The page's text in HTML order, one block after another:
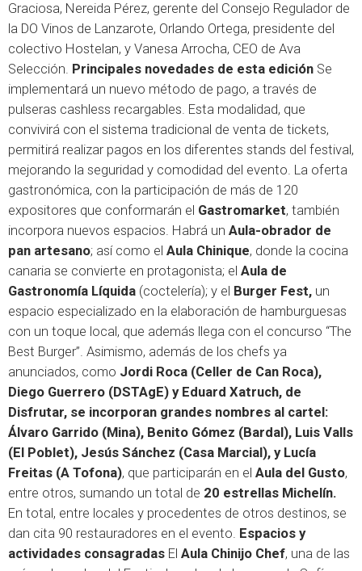
Graciosa, Nereida Pérez, gerente del Consejo Regulador de
la DO Vinos de Lanzarote, Orlando Ortega, presidente del
colectivo Hostelan, y Vanesa Arrocha, CEO de Ava
Selección. Principales novedades de esta edición Se
implementará un nuevo método de pago, a través de
pulseras cashless recargables. Esta modalidad, que
convivirá con el sistema tradicional de venta de tickets,
permitirá realizar pagos en los diferentes stands del festival,
mejorando la seguridad y comodidad del evento. La oferta
gastronómica, con la participación de más de 120
expositores que conformarán el Gastromarket, también
incorpora nuevos espacios. Habrá un Aula-obrador de
pan artesano; así como el Aula Chinique, donde la cocina
canaria se convierte en protagonista; el Aula de
Gastronomía Líquida (coctelería); y el Burger Fest, un
espacio especializado en la elaboración de hamburguesas
con un toque local, que además llega con el concurso “The
Best Burger”. Asimismo, además de los chefs ya
anunciados, como Jordi Roca (Celler de Can Roca),
Diego Guerrero (DSTAgE) y Eduard Xatruch, de
Disfrutar, se incorporan grandes nombres al cartel:
Álvaro Garrido (Mina), Benito Gómez (Bardal), Luis Valls
(El Poblet), Jesús Sánchez (Casa Marcial), y Lucía
Freitas (A Tofona), que participarán en el Aula del Gusto,
entre otros, sumando un total de 20 estrellas Michelín.
En total, entre locales y procedentes de otros destinos, se
dan cita 90 restauradores en el evento. Espacios y
actividades consagradas El Aula Chinijo Chef, una de las